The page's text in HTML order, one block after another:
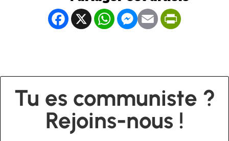
Facebook
X WhatsApp
Messenger
Email
Tu es communiste ?
Rejoins-nous !